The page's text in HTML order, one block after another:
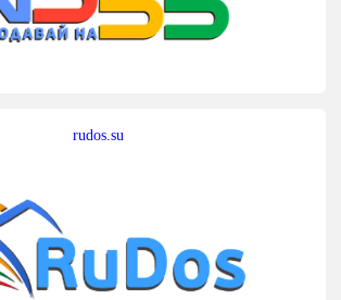
rudos.su